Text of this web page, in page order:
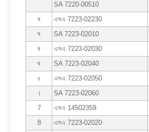
SA 7220-00510
ঘ
এসএ 7223-02230
ঘ
SA 7223-02010
ঘ
এসএ 7223-02030
ঘ
SA 7223-02040
৫
এসএ 7223-02050
।
SA 7223-02060
7
এসএ 14502359
8
এসএ 7223-02020